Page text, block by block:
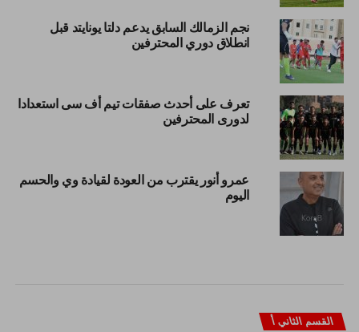
نجم الزمالك السابق يدعم دلتا يونايتد قبل
انطلاق دوري المحترفين
تعرف على أحدث صفقات تيم أف سى استعدادا
لدورى المحترفين
عمرو أنور يقترب من العودة لقيادة وي والحسم
اليوم
القسم الثاني أ